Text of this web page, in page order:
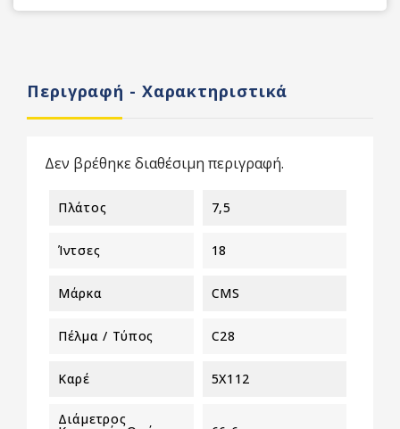
Περιγραφή - Χαρακτηριστικά
Δεν βρέθηκε διαθέσιμη περιγραφή.
Πλάτος 7,5
Ίντσες 18
Μάρκα CMS
Πέλμα / Τύπος C28
Καρέ 5X112
Διάμετρος